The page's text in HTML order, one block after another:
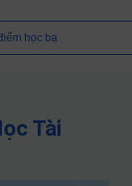
học bạ
Tài